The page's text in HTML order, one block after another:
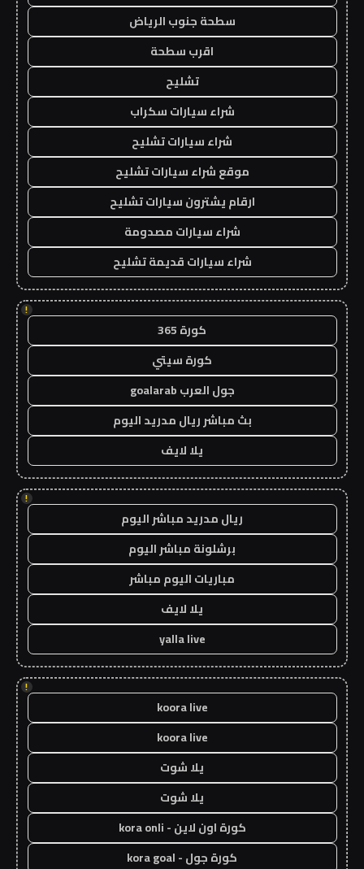
سطحة جنوب الرياض
اقرب سطحة
تشليح
شراء سيارات سكراب
شراء سيارات تشليح
موقع شراء سيارات تشليح
ارقام يشترون سيارات تشليح
شراء سيارات مصدومة
شراء سيارات قديمة تشليح
!
كورة 365
كورة سيتي
جول العرب goalarab
بث مباشر ريال مدريد اليوم
يلا لايف
!
ريال مدريد مباشر اليوم
برشلونة مباشر اليوم
مباريات اليوم مباشر
يلا لايف
yalla live
!
koora live
koora live
يلا شوت
يلا شوت
كورة اون لاين - kora onli
كورة جول - kora goal